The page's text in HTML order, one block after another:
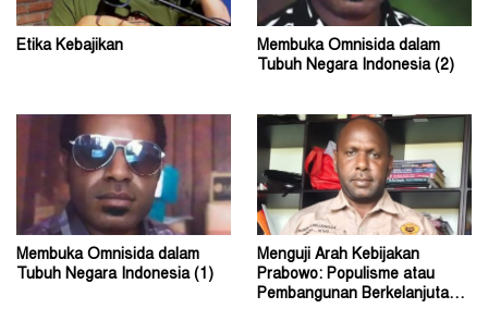
Etika Kebajikan
Membuka Omnisida dalam
Tubuh Negara Indonesia (2)
Membuka Omnisida dalam
Tubuh Negara Indonesia (1)
Menguji Arah Kebijakan
Prabowo: Populisme atau
Pembangunan Berkelanjutan?